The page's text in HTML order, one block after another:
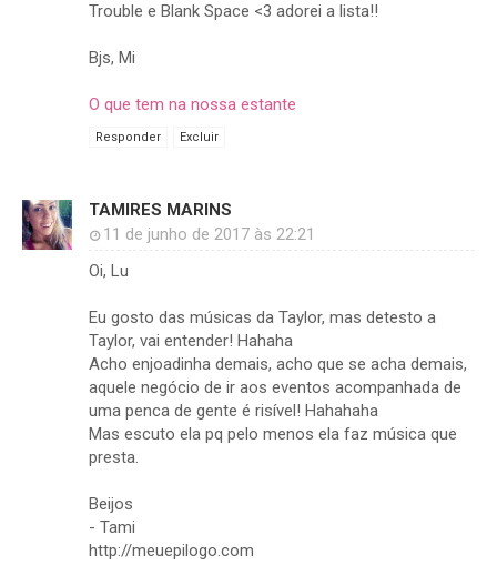
Trouble e Blank Space <3 adorei a lista!!
Bjs, Mi
O que tem na nossa estante
Responder Excluir
TAMIRES MARINS
11 de junho de 2017 às 22:21
Oi, Lu
Eu gosto das músicas da Taylor, mas detesto a
Taylor, vai entender! Hahaha
Acho enjoadinha demais, acho que se acha demais,
aquele negócio de ir aos eventos acompanhada de
uma penca de gente é risível! Hahahaha
Mas escuto ela pq pelo menos ela faz música que
presta.
Beijos
- Tami
http://meuepilogo.com